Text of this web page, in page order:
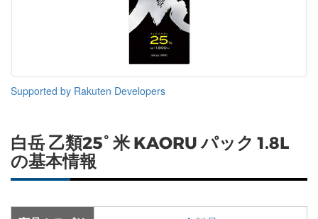
Supported by Rakuten Developers
白岳 乙類25° 米 KAORU パック 1.8L
の基本情報